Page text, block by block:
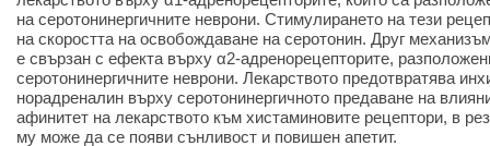
на серотонинергичните неврони. Стимулирането на тези
на скоростта на освобождаване на серотонин. Друг
е свързан с ефекта върху α2-адренорецепторите,
серотонинергичните неврони. Лекарството предотвратява
норадреналин върху серотонинергичното предаване на
афинитет на лекарството към хистаминовите рецептори, в
му може да се появи сънливост и повишен апетит.